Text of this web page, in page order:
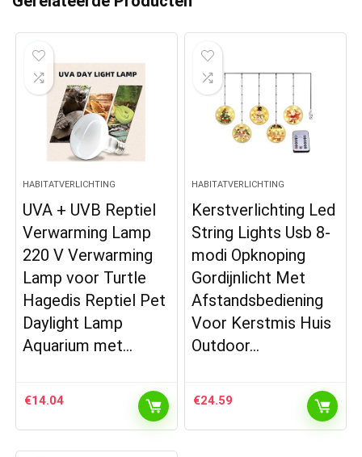
HABITATVERLICHTING
UVA + UVB Reptiel
Verwarming Lamp
220 V Verwarming
Lamp voor Turtle
Hagedis Reptiel Pet
Daylight Lamp
Aquarium met…
€14.04
HABITATVERLICHTING
Kerstverlichting Led
String Lights Usb 8-
modi Opknoping
Gordijnlicht Met
Afstandsbediening
Voor Kerstmis Huis
Outdoor…
€24.59